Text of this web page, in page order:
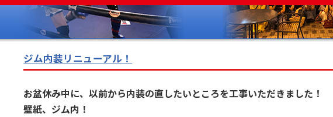
ジム内装リニューアル！
お盆休み中に、以前から内装の直したいところを工事いただきました！
壁紙、ジム内！